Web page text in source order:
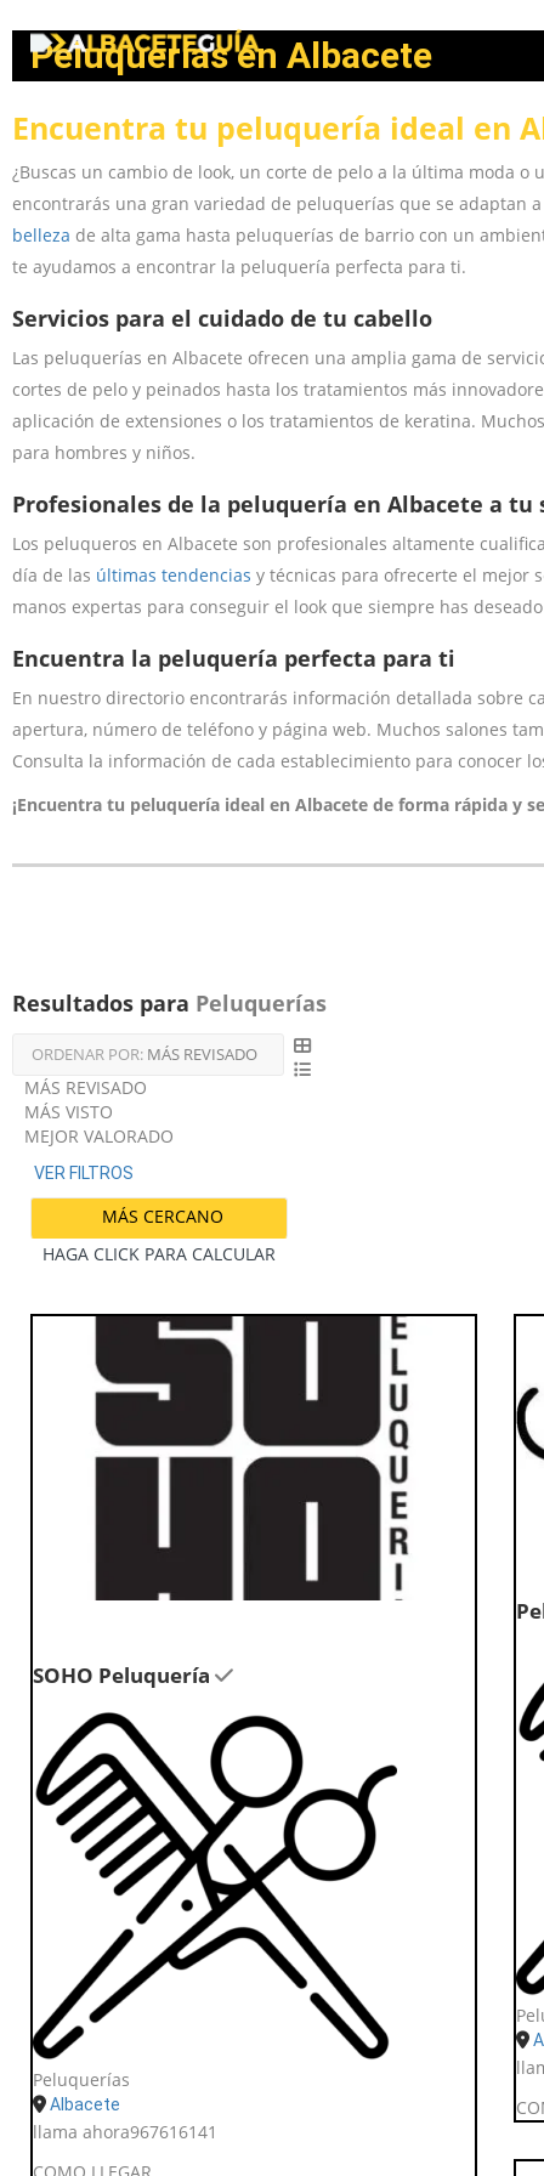
Peluquerías en Albacete
Encuentra tu peluquería ideal en
¿Buscas un cambio de look, un corte de pelo a la última moda
encontrarás una gran variedad de peluquerías que se adaptan
belleza de alta gama hasta peluquerías de barrio con un
te ayudamos a encontrar la peluquería perfecta para ti.
Servicios para el cuidado de tu cabello
Las peluquerías en Albacete ofrecen una amplia gama de
cortes de pelo y peinados hasta los tratamientos más
aplicación de extensiones o los tratamientos de keratina.
para hombres y niños.
Profesionales de la peluquería en Albacete a tu
Los peluqueros en Albacete son profesionales altamente
día de las últimas tendencias y técnicas para ofrecerte el mejor
manos expertas para conseguir el look que siempre has
Encuentra la peluquería perfecta para ti
En nuestro directorio encontrarás información detallada sobre
apertura, número de teléfono y página web. Muchos salones
Consulta la información de cada establecimiento para conocer
¡Encuentra tu peluquería ideal en Albacete de forma rápida y
Resultados para Peluquerías
ORDENAR POR: MÁS REVISADO
MÁS REVISADO
MÁS VISTO
MEJOR VALORADO
VER FILTROS
MÁS CERCANO
HAGA CLICK PARA CALCULAR
SOHO Peluquería
Peluquerías
Albacete
llama ahora967616141